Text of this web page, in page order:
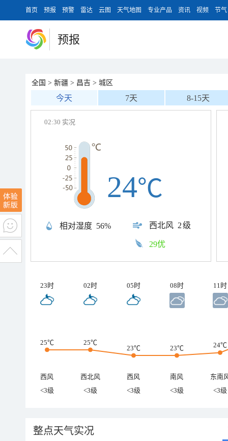
首页 预报 预警 雷达 云图 天气地图 专业产品 资讯 视频 节气
预报
全国 > 新疆 > 昌吉 > 城区
今天 7天 8-15天
02:30 实况
相对湿度 56% 西北风 2级
24℃
29优
23时 02时 05时 08时 11时
25℃ 25℃
23℃ 23℃ 24℃
西风 西北风 西风 南风
东南
<3级
<3级 <3级 <3级 <3级
整点天气实况